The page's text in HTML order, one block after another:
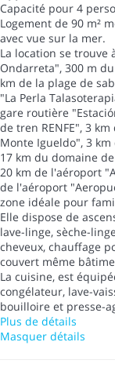
Capacité pour 4
Logement de 90 m²
avec vue sur la mer.
La location se trouve
Ondarreta", 300 m
km de la plage de
"La Perla
gare routière
de tren RENFE", 3
Monte Igueldo", 3
17 km du domaine
20 km de l'aéroport
de l'aéroport
zone idéale pour
Elle dispose de
lave-linge, sèche-
cheveux, chauffage
couvert même
La cuisine, est
congélateur, lave-
bouilloire et presse-
Plus de détails
Masquer détails